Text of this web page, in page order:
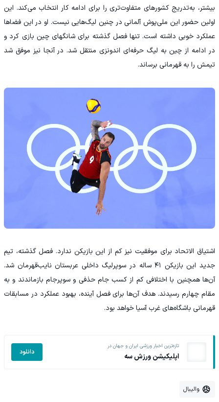
بیشتر، به‌تدریج کشورهای متفاوت‌تری را برای ادامه کار انتخاب می‌کند. این
اولین حضور این ملی‌پوش آلمانی در چنین لیگ‌هایی نیست. او در این فضاها
عملکرد خوبی داشته است. تنها فصل گذشته برای شانگهای چین بازی کرد و
در ادامه از چین به لیگ حرفه‌ای اندونزی منتقل شد. در آنجا نیز موفق شد
تیمش را به قهرمانی برساند.
اشتیاق الاتحاد برای موفقیت نیز کم از این بازیکن ندارد. فصل گذشته، تیم
جدید این بازیکن ۴۱ ساله در سوپرلیگ داخلی عربستان نایب‌قهرمان شد.
آن‌ها همچنین با اختلافی کم از کسب جام حذفی و سوپرجام بازماندند و به
مقام چهارم رسیدند. هدف آن‌ها برای فصل آینده، بهبود عملکرد در مسابقات
قهرمانی باشگاه‌های غرب آسیا خواهد بود.
تازه‌ترین اخبار ورزشی ایران و جهان در
اپلیکیشن ورزش سه دانلود
والیبال